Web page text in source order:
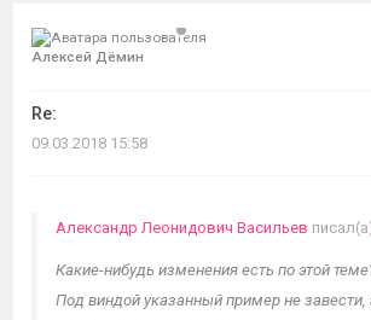
Алексей Дёмин
Re:
09.03.2018 15:58
Александр Леонидович Васильев
Какие-нибудь изменения есть по этой
Под виндой указанный пример не завести,